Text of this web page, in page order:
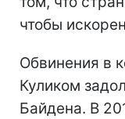
чтобы
Обвинения в
Куликом
Байдена. В